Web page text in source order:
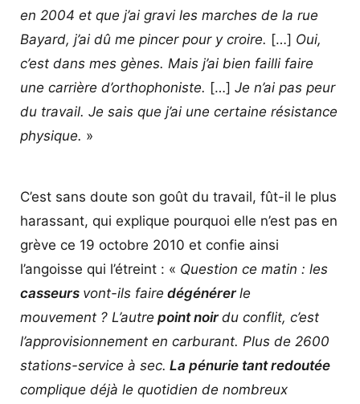
en 2004 et que j’ai gravi les marches de la rue
Bayard, j’ai dû me pincer pour y croire. […] Oui,
c’est dans mes gènes. Mais j’ai bien failli faire
une carrière d’orthophoniste. […] Je n’ai pas peur
du travail. Je sais que j’ai une certaine résistance
physique. »
C’est sans doute son goût du travail, fût-il le plus
harassant, qui explique pourquoi elle n’est pas en
grève ce 19 octobre 2010 et confie ainsi
l’angoisse qui l’étreint : « Question ce matin : les
casseurs vont-ils faire dégénérer le
mouvement ? L’autre point noir du conflit, c’est
l’approvisionnement en carburant. Plus de 2600
stations-service à sec. La pénurie tant redoutée
complique déjà le quotidien de nombreux